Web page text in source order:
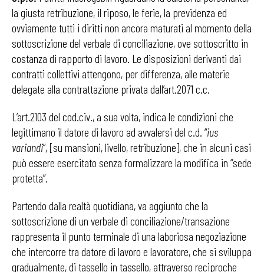
la giusta retribuzione, il riposo, le ferie, la previdenza ed
ovviamente tutti i diritti non ancora maturati al momento della
sottoscrizione del verbale di conciliazione, ove sottoscritto in
costanza di rapporto di lavoro. Le disposizioni derivanti dai
contratti collettivi attengono, per differenza, alle materie
delegate alla contrattazione privata dall’art.2071 c.c.
L’art.2103 del cod.civ., a sua volta, indica le condizioni che
legittimano il datore di lavoro ad avvalersi del c.d. “ius
variandi”, [su mansioni, livello, retribuzione], che in alcuni casi
può essere esercitato senza formalizzare la modifica in “sede
protetta”.
Partendo dalla realtà quotidiana, va aggiunto che la
sottoscrizione di un verbale di conciliazione/transazione
rappresenta il punto terminale di una laboriosa negoziazione
che intercorre tra datore di lavoro e lavoratore, che si sviluppa
gradualmente, di tassello in tassello, attraverso reciproche